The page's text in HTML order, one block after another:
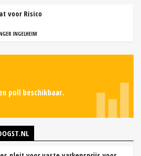
voor Risico
INGELHEIM
poll beschikbaar.